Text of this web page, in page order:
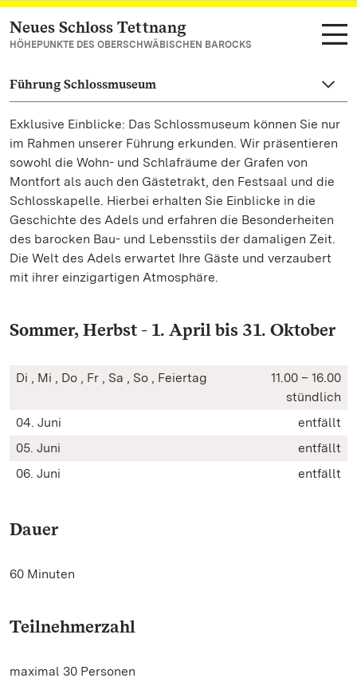
Zum Hauptinhalt springen
Neues Schloss Tettnang
HÖHEPUNKTE DES OBERSCHWÄBISCHEN BAROCKS
Führung Schlossmuseum
Exklusive Einblicke: Das Schlossmuseum können Sie nur
im Rahmen unserer Führung erkunden. Wir präsentieren
sowohl die Wohn- und Schlafräume der Grafen von
Montfort als auch den Gästetrakt, den Festsaal und die
Schlosskapelle. Hierbei erhalten Sie Einblicke in die
Geschichte des Adels und erfahren die Besonderheiten
des barocken Bau- und Lebensstils der damaligen Zeit.
Die Welt des Adels erwartet Ihre Gäste und verzaubert
mit ihrer einzigartigen Atmosphäre.
Sommer, Herbst - 1. April bis 31. Oktober
Di , Mi , Do , Fr , Sa , So , Feiertag
11.00 – 16.00
stündlich
04. Juni
entfällt
05. Juni
entfällt
06. Juni
entfällt
Dauer
60 Minuten
Teilnehmerzahl
maximal 30 Personen